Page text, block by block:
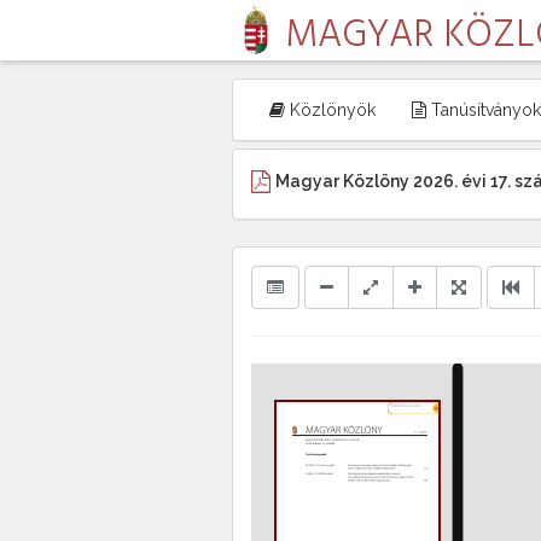
MAGYAR
Közlönyök Tanúsítványok
Magyar Közlöny 2026. évi 17.